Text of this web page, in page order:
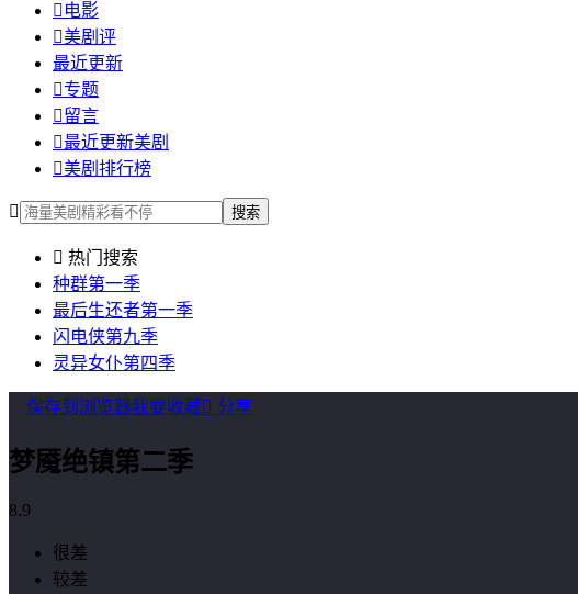
 电影
美剧评
最近更新
专题
留言
最近更新美剧
美剧排行榜
 搜索
 热门搜索
种群第一季
最后生还者第一季
闪电侠第九季
灵异女仆第四季
保存到浏览器我要收藏 分享
梦魇绝镇第二季
8.9
很差
较差